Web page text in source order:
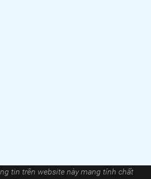
tin trên website này mang tính chất